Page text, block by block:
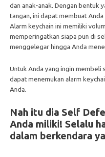
dan anak-anak. Dengan bentuk
tangan, ini dapat membuat
Alarm keychain ini memiliki
memperingatkan siapa pun di
menggelegar hingga Anda
Untuk Anda yang ingin membeli
dapat menemukan alarm
Anda.
Nah itu dia Self
Anda miliki! Selalu
dalam berkendara